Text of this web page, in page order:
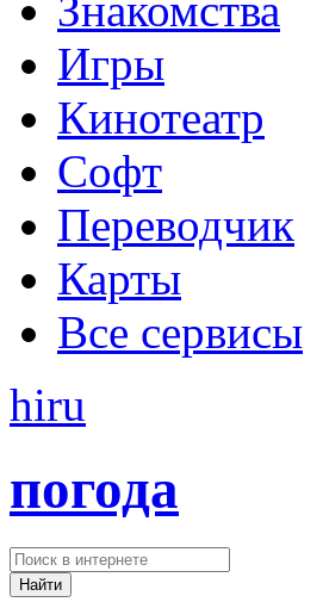
Игры
Кинотеатр
Софт
Переводчик
Карты
Все сервисы
hiru
погода
Найти